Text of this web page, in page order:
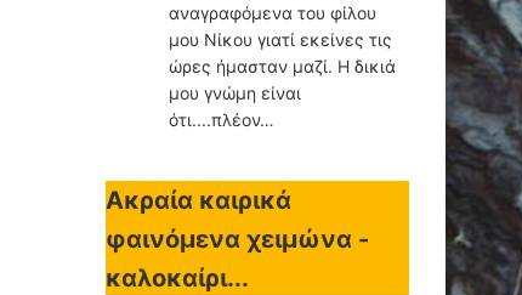
αναγραφόμενα του φίλου
μου Νίκου γιατί εκείνες τις
ώρες ήμασταν μαζί. Η δικιά
μου γνώμη είναι
ότι....πλέον…
Ακραία καιρικά
φαινόμενα χειμώνα -
καλοκαίρι...